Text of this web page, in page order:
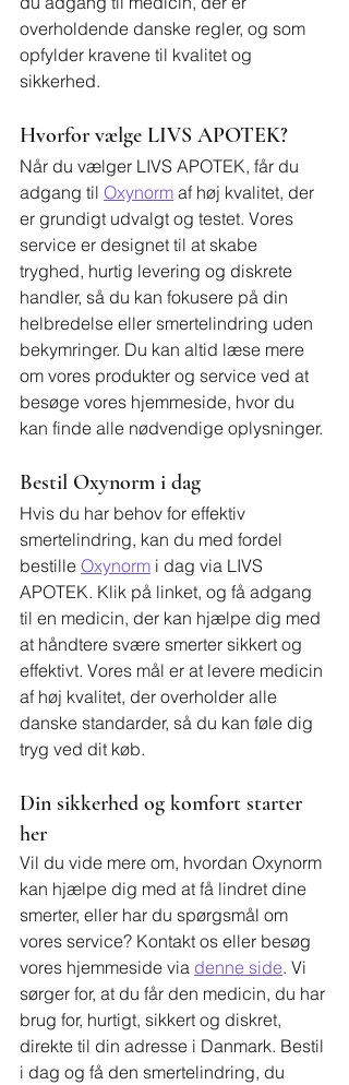
overholdende danske regler, og som
opfylder kravene til kvalitet og
sikkerhed.
Hvorfor vælge LIVS APOTEK?
Når du vælger LIVS APOTEK, får du
adgang til Oxynorm af høj kvalitet, der
er grundigt udvalgt og testet. Vores
service er designet til at skabe
tryghed, hurtig levering og diskrete
handler, så du kan fokusere på din
helbredelse eller smertelindring uden
bekymringer. Du kan altid læse mere
om vores produkter og service ved at
besøge vores hjemmeside, hvor du
kan finde alle nødvendige oplysninger.
Bestil Oxynorm i dag
Hvis du har behov for effektiv
smertelindring, kan du med fordel
bestille Oxynorm i dag via LIVS
APOTEK. Klik på linket, og få adgang
til en medicin, der kan hjælpe dig med
at håndtere svære smerter sikkert og
effektivt. Vores mål er at levere medicin
af høj kvalitet, der overholder alle
danske standarder, så du kan føle dig
tryg ved dit køb.
Din sikkerhed og komfort starter
her
Vil du vide mere om, hvordan Oxynorm
kan hjælpe dig med at få lindret dine
smerter, eller har du spørgsmål om
vores service? Kontakt os eller besøg
vores hjemmeside via denne side. Vi
sørger for, at du får den medicin, du har
brug for, hurtigt, sikkert og diskret,
direkte til din adresse i Danmark. Bestil
i dag og få den smertelindring, du